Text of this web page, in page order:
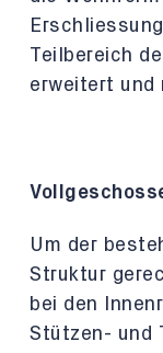
Teilbereich
erweitert und
Um der
Struktur
bei den
Stützen- und